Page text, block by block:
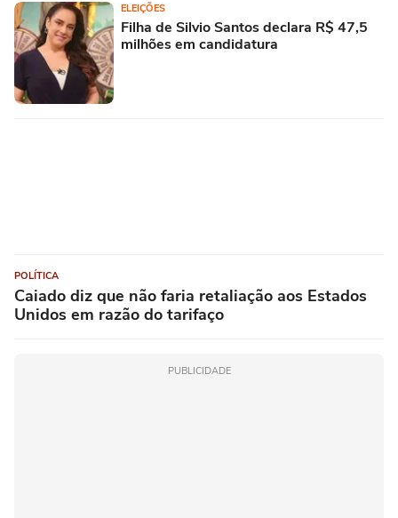
ELEIÇÕES
Filha de Silvio Santos declara R$ 47,5
milhões em candidatura
POLÍTICA
Caiado diz que não faria retaliação aos Estados
Unidos em razão do tarifaço
PUBLICIDADE